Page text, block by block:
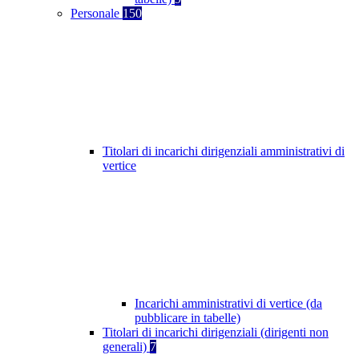
Personale 150
Titolari di incarichi dirigenziali amministrativi di
vertice
Incarichi amministrativi di vertice (da
pubblicare in tabelle)
Titolari di incarichi dirigenziali (dirigenti non
generali) 7